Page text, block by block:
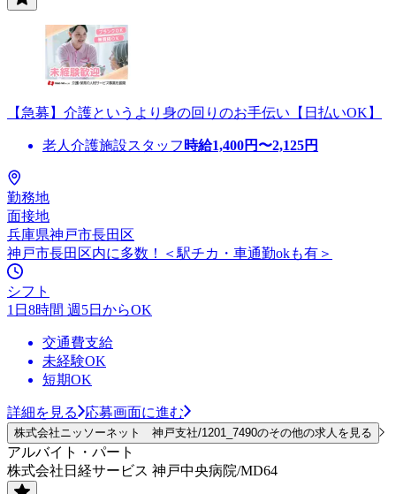
【急募】介護というより身の回りのお手伝い【日払いOK】
老人介護施設スタッフ 時給1,400円〜2,125円
勤務地
面接地
兵庫県神戸市長田区
神戸市長田区内に多数！＜駅チカ・車通勤okも有＞
シフト
1日8時間 週5日からOK
交通費支給
未経験OK
短期OK
詳細を見る 応募画面に進む
株式会社ニッソーネット 神戸支社/1201_7490のその他の求人を見る
アルバイト・パート
株式会社日経サービス 神戸中央病院/MD64